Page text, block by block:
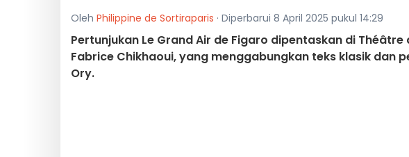
Oleh Philippine de Sortiraparis · Diperbarui 8 April 2025 pukul 14:29
Pertunjukan Le Grand Air de Figaro dipentaskan di
Fabrice Chikhaoui, yang menggabungkan teks klasik dan
Ory.